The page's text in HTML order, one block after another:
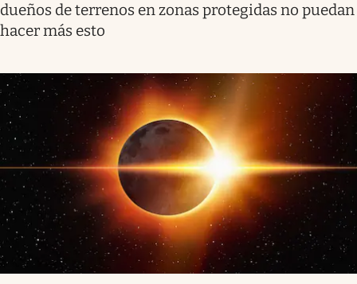
dueños de terrenos en zonas protegidas no puedan
hacer más esto